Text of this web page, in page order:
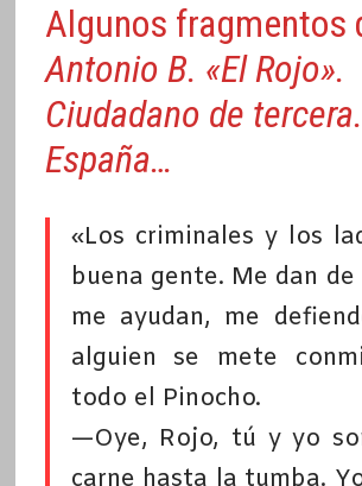
Algunos fragmentos
Antonio B. «El Rojo».
Ciudadano de
España…
«Los criminales y los
buena gente. Me dan de
me ayudan, me
alguien se mete
todo el Pinocho.
—Oye, Rojo, tú y yo